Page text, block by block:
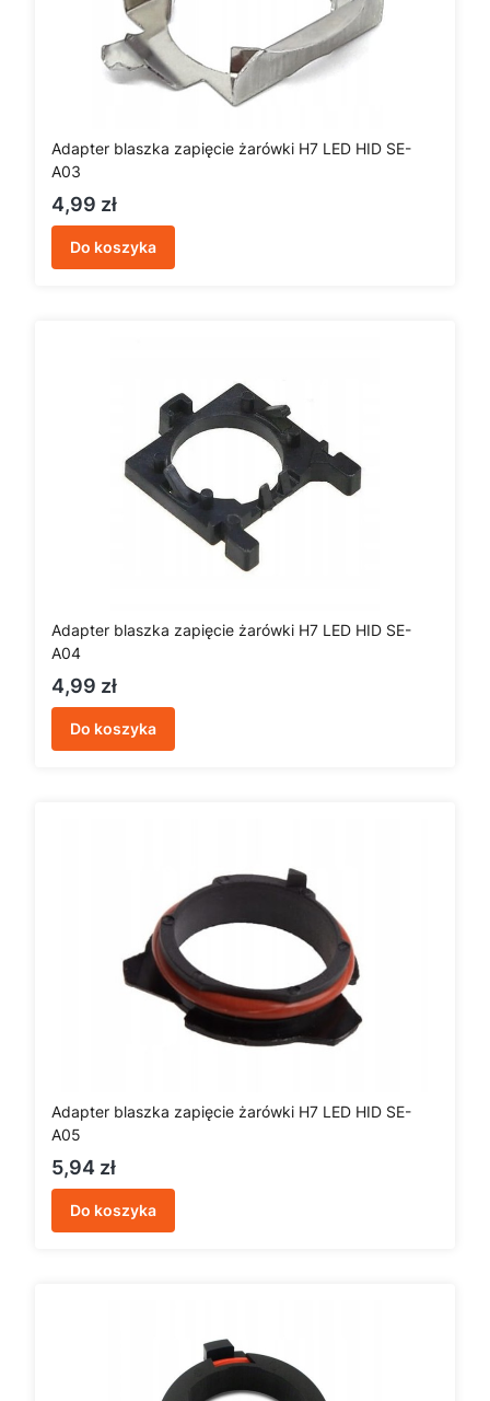
Adapter blaszka zapięcie żarówki H7 LED HID SE-
A03
Cena
4,99 zł
Do koszyka
Adapter blaszka zapięcie żarówki H7 LED HID SE-
A04
Cena
4,99 zł
Do koszyka
Adapter blaszka zapięcie żarówki H7 LED HID SE-
A05
Cena
5,94 zł
Do koszyka